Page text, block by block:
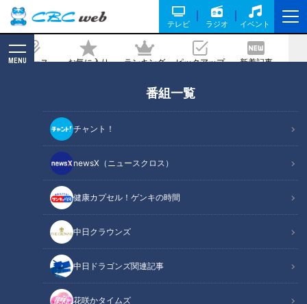
テレビ ラジオ イベント
ニュース お気に入り ランキング ピックアップ 新着記事
MENU
番組一覧
チャント！
newsX（ニュースクロス）
健康カプセル！ゲンキの時間
中日クラウンズ
中日ドラゴンズ関連記事
花咲かタイムズ
代の脳がいきいき！する効果も？【カラ
ダいきいきWEEK】
2022/11/21 13:43